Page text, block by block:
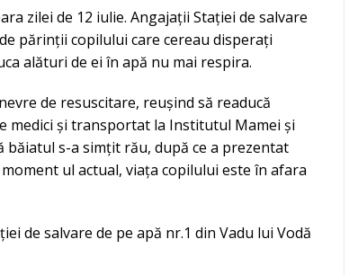
zilei de 12 iulie. Angajații Stației de salvare
părinții copilului care cereau disperați
alături de ei în apă nu mai respira.
de resuscitare, reușind să readucă
medici și transportat la Institutul Mamei și
băiatul s-a simțit rău, după ce a prezentat
ul actual, viața copilului este în afara
de salvare de pe apă nr.1 din Vadu lui Vodă